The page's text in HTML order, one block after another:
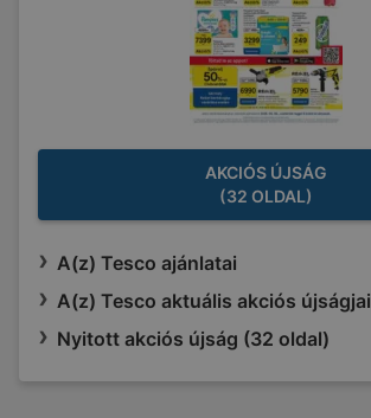
AKCIÓS ÚJSÁG
(32 OLDAL)
A(z) Tesco ajánlatai
A(z) Tesco aktuális akciós újságjai
Nyitott akciós újság (32 oldal)